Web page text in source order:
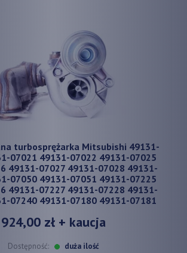
turbosprężarka Mitsubishi 49131-
07021 49131-07022 49131-07025
49131-07027 49131-07028 49131-
07050 49131-07051 49131-07225
49131-07227 49131-07228 49131-
07240 49131-07180 49131-07181
924,00 zł+ kaucja
Dostępność: duża ilość